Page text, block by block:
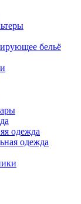
бельё
одежда
одежда